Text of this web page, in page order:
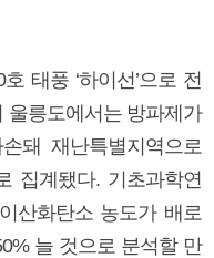
태풍 ‘하이선’으로 전
울릉도에서는 방파제가
돼 재난특별지역으로
집계됐다. 기초과학연
산화탄소 농도가 배로
늘 것으로 분석할 만